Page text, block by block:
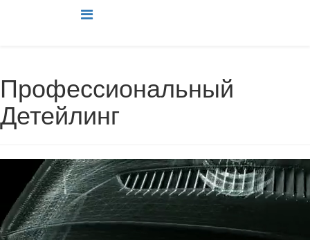
Профессиональный
Детейлинг